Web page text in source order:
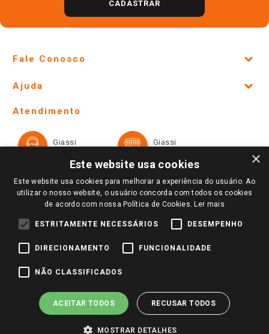
CADASTRAR
Fale Conosco
Lojas Físicas e Horários
Ofertas
Televendas
Notícias
Perguntas frequentes
Identidade Visual
Ajuda
Formas de Pagamento
Trocas e Devoluções
Atendimento
Giassi
Giassi
Redes Sociais
Pagamento e Segurança
×
Este website usa cookies
Este website usa cookies para melhorar a experiência do usuário. Ao
utilizar o nosso website, o usuário concorda com todos os cookies
de acordo com nossa Política de Cookies. Ler mais
ESTRITAMENTE NECESSÁRIOS DESEMPENHO
DIRECIONAMENTO FUNCIONALIDADE
NÃO CLASSIFICADOS
ACEITAR TODOS RECUSAR TODOS
MOSTRAR DETALHES